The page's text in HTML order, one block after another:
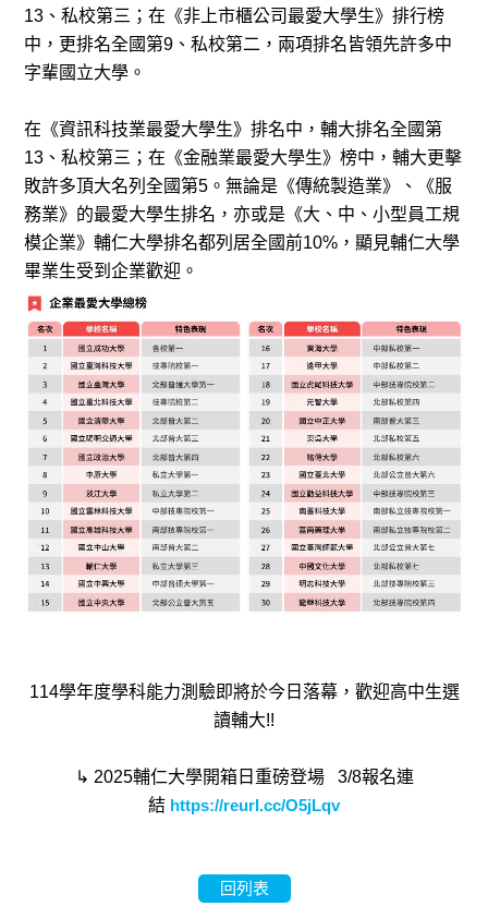
13、私校第三；在《非上市櫃公司最愛大學生》排行榜
中，更排名全國第9、私校第二，兩項排名皆領先許多中
字輩國立大學。
在《資訊科技業最愛大學生》排名中，輔大排名全國第
13、私校第三；在《金融業最愛大學生》榜中，輔大更擊
敗許多頂大名列全國第5。無論是《傳統製造業》、《服
務業》的最愛大學生排名，亦或是《大、中、小型員工規
模企業》輔仁大學排名都列居全國前10%，顯見輔仁大學
畢業生受到企業歡迎。
114學年度學科能力測驗即將於今日落幕，歡迎高中生選
讀輔大!!
↳ 2025輔仁大學開箱日重磅登場 3/8報名連
結 https://reurl.cc/O5jLqv
回列表